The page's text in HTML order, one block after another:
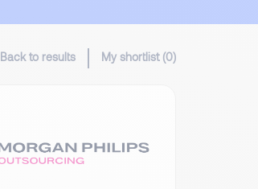
Back to results My shortlist (0)